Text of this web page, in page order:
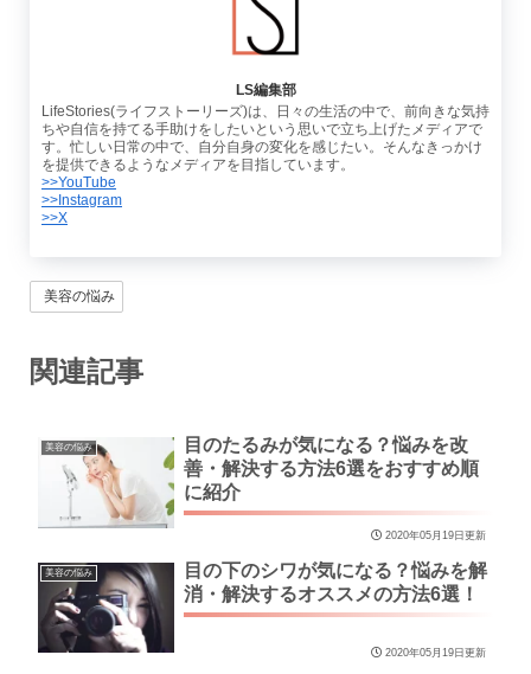
LS編集部
LifeStories(ライフストーリーズ)は、日々の生活の中で、前向きな気持
ちや自信を持てる手助けをしたいという思いで立ち上げたメディアで
す。忙しい日常の中で、自分自身の変化を感じたい。そんなきっかけ
を提供できるようなメディアを目指しています。
>>YouTube
>>Instagram
>>X
美容の悩み
関連記事
美容の悩み
目のたるみが気になる？悩みを改
善・解決する方法6選をおすすめ順
に紹介
2020年05月19日更新
美容の悩み
目の下のシワが気になる？悩みを解
消・解決するオススメの方法6選！
2020年05月19日更新